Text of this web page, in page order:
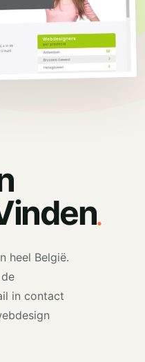
.
heel België.
in contact